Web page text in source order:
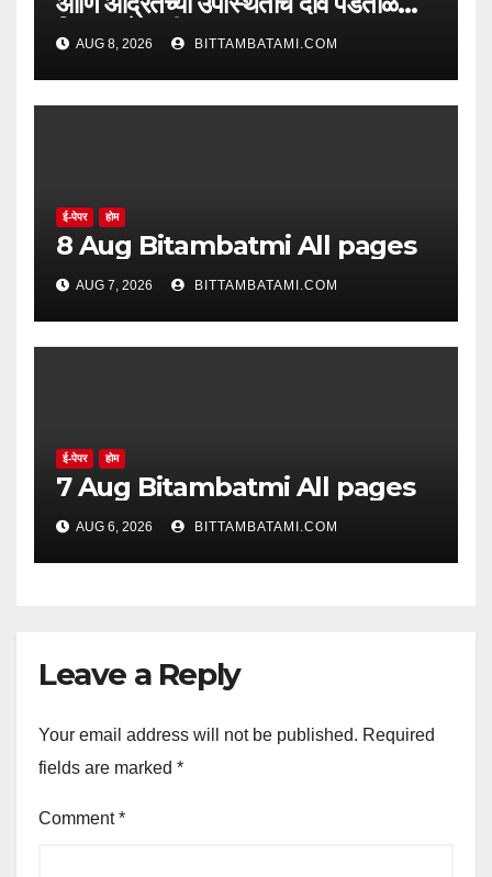
सिद्ध झाले नाहीत
AUG 8, 2026 BITTAMBATAMI.COM
ई-पेपर होम
8 Aug Bitambatmi All pages
AUG 7, 2026 BITTAMBATAMI.COM
ई-पेपर होम
7 Aug Bitambatmi All pages
AUG 6, 2026 BITTAMBATAMI.COM
Leave a Reply
Your email address will not be published. Required
fields are marked *
Comment*